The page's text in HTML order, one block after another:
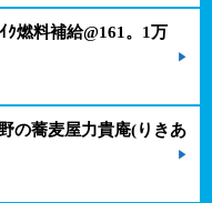
ｸ燃料補給@161。1万
の蕎麦屋力貴庵(りきあ